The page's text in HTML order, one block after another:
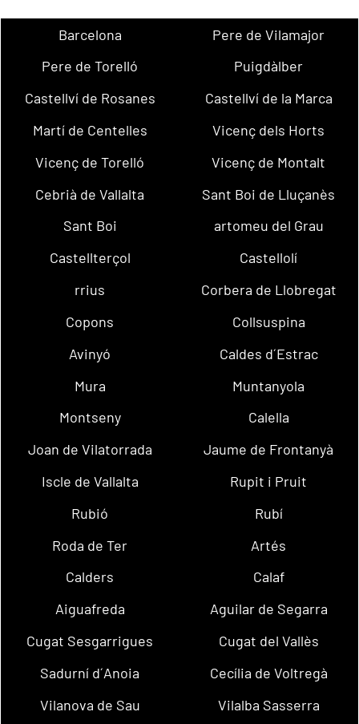
Barcelona
Pere de Vilamajor
Pere de Torelló
Puigdàlber
Castellví de Rosanes
Castellví de la Marca
Martí de Centelles
Vicenç dels Horts
Vicenç de Torelló
Vicenç de Montalt
Cebrià de Vallalta
Sant Boi de Lluçanès
Sant Boi
artomeu del Grau
Castellterçol
Castellolí
rrius
Corbera de Llobregat
Copons
Collsuspina
Avinyó
Caldes d´Estrac
Mura
Muntanyola
Montseny
Calella
Joan de Vilatorrada
Jaume de Frontanyà
Iscle de Vallalta
Rupit i Pruit
Rubió
Rubí
Roda de Ter
Artés
Calders
Calaf
Aiguafreda
Aguilar de Segarra
Cugat Sesgarrigues
Cugat del Vallès
Sadurní d´Anoia
Cecília de Voltregà
Vilanova de Sau
Vilalba Sasserra